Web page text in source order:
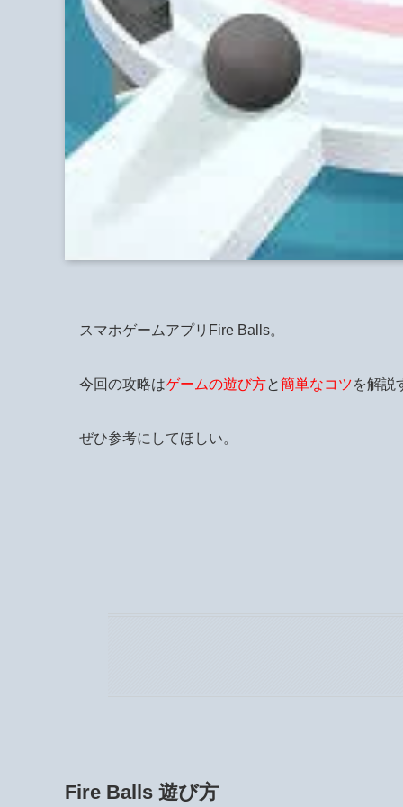
スマホゲームアプリFire Balls。
今回の攻略はゲームの遊び方と簡単なコツを解説
ぜひ参考にしてほしい。
Fire Balls 遊び方